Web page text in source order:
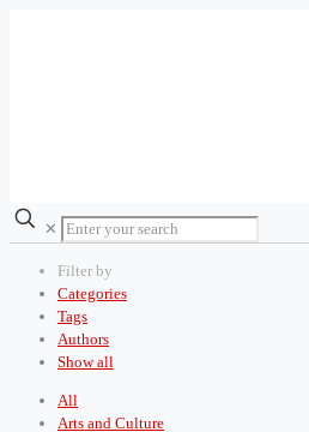
✕
Filter by
Categories
Tags
Authors
Show all
All
Arts and Culture